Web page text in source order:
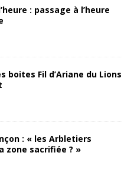
: passage à l’heure
boites Fil d’Ariane du Lions
: « les Arbletiers
zone sacrifiée ? »